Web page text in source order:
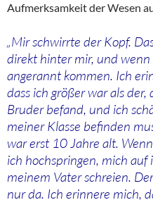
Aufmerksamkeit der Wesen
„Mir schwirrte der Kopf.
direkt hinter mir, und
angerannt kommen. Ich
dass ich größer war als
Bruder befand, und ich
meiner Klasse befinden
war erst 10 Jahre alt.
ich hochspringen, mich
meinem Vater schreien.
nur da. Ich erinnere mich,